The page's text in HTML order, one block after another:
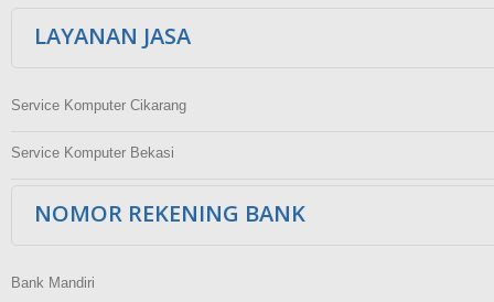
LAYANAN JASA
Service Komputer Cikarang
Service Komputer Bekasi
NOMOR REKENING BANK
Bank Mandiri